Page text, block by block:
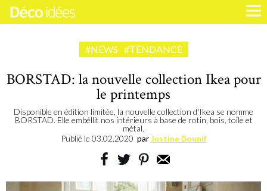
#NEWS #TENDANCE
BORSTAD: la nouvelle collection Ikea pour
le printemps
Disponible en édition limitée, la nouvelle collection d'Ikea se nomme
BORSTAD. Elle embéllit nos intérieurs à base de rotin, bois, toile et
métal.
Publié le 03.02.2020 parJustine Bounif